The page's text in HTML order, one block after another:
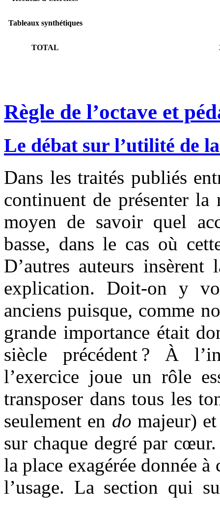
Tableaux synthétiques
TOTAL
Règle de l’octave et
Le débat sur l’utilité de
Dans les traités publiés
continuent de présenter la
moyen de savoir quel
basse, dans le cas où
D’autres auteurs insèrent
explication. Doit-on y
anciens puisque, comme
grande importance était
siècle précédent ? À
l’exercice joue un rôle
transposer dans tous les
seulement en do majeur)
sur chaque degré par
la place exagérée donnée
l’usage. La section qui